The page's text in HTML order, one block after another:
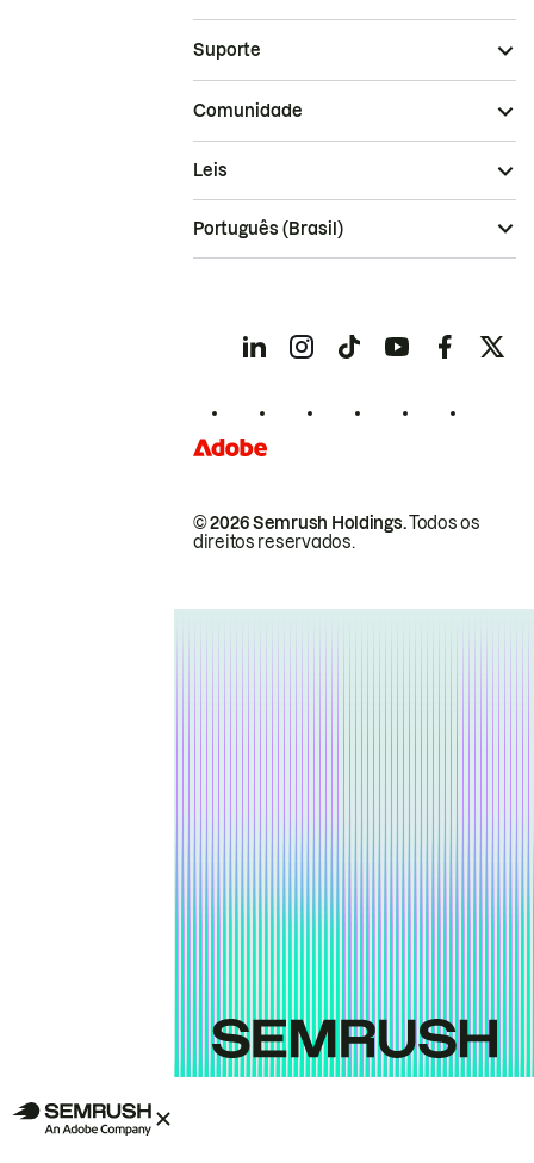
Suporte
Comunidade
© 2026 Semrush Holdings.Todos os
direitos reservados.
Leis
Português (Brasil)